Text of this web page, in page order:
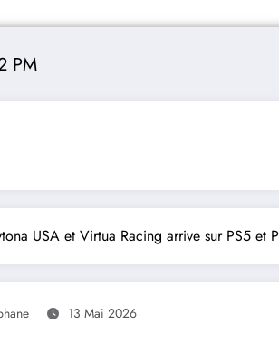
PM
USA et Virtua Racing arrive sur PS5 et
13 Mai 2026